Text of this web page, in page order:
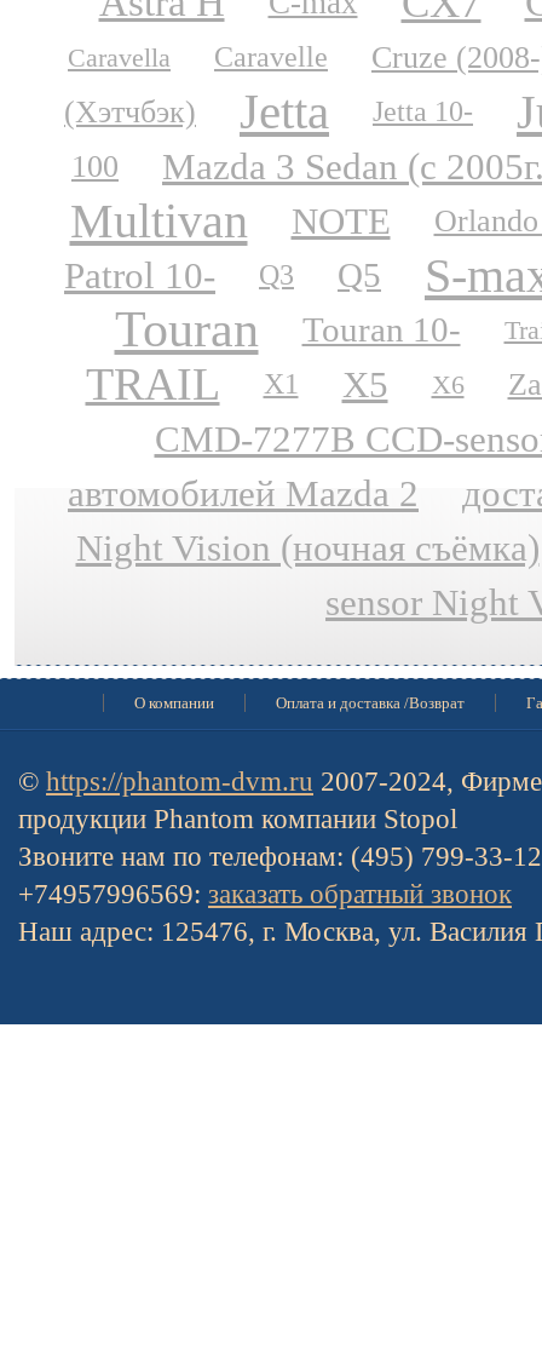
Caravella Caravelle
Cruze
(Хэтчбэк)
Jetta Jetta 10-
100 Mazda 3 Sedan (с
Multivan NOTE
Patrol 10- Q3 Q5 S-
Touran Touran 10-
TRAIL X1 X5 X6
CMD-7277B CCD-
автомобилей Mazda 2
Night Vision (ночная съёмка)
sensor Night
О компании Оплата и доставка /Возврат
© https://phantom-dvm.ru 2007-2024,
продукции Phantom компании Stopol
Звоните нам по телефонам: (495) 799-33-
+74957996569: заказать обратный звонок
Наш адрес: 125476, г. Москва, ул. Василия